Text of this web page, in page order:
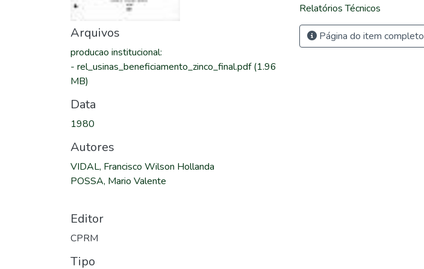
Arquivos
producao institucional:
- rel_usinas_beneficiamento_zinco_final.pdf(1.96
MB)
Data
1980
Autores
VIDAL, Francisco Wilson Hollanda
POSSA, Mario Valente
Editor
CPRM
Tipo
Relatórios Técnicos
Página do item completo